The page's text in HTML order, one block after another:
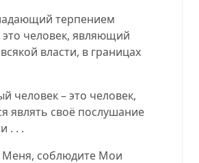
терпением
человек, являющий
власти, в границах
человек – это человек,
являть своё послушание
. . .
Меня, соблюдите Мои